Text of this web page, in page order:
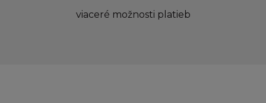
viaceré možnosti platieb